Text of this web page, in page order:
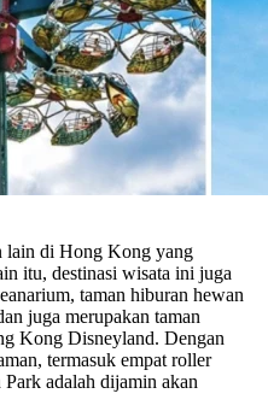
lain di Hong Kong yang
itu, destinasi wisata ini juga
taman hiburan hewan
juga merupakan taman
Kong Disneyland. Dengan
termasuk empat roller
Park adalah dijamin akan